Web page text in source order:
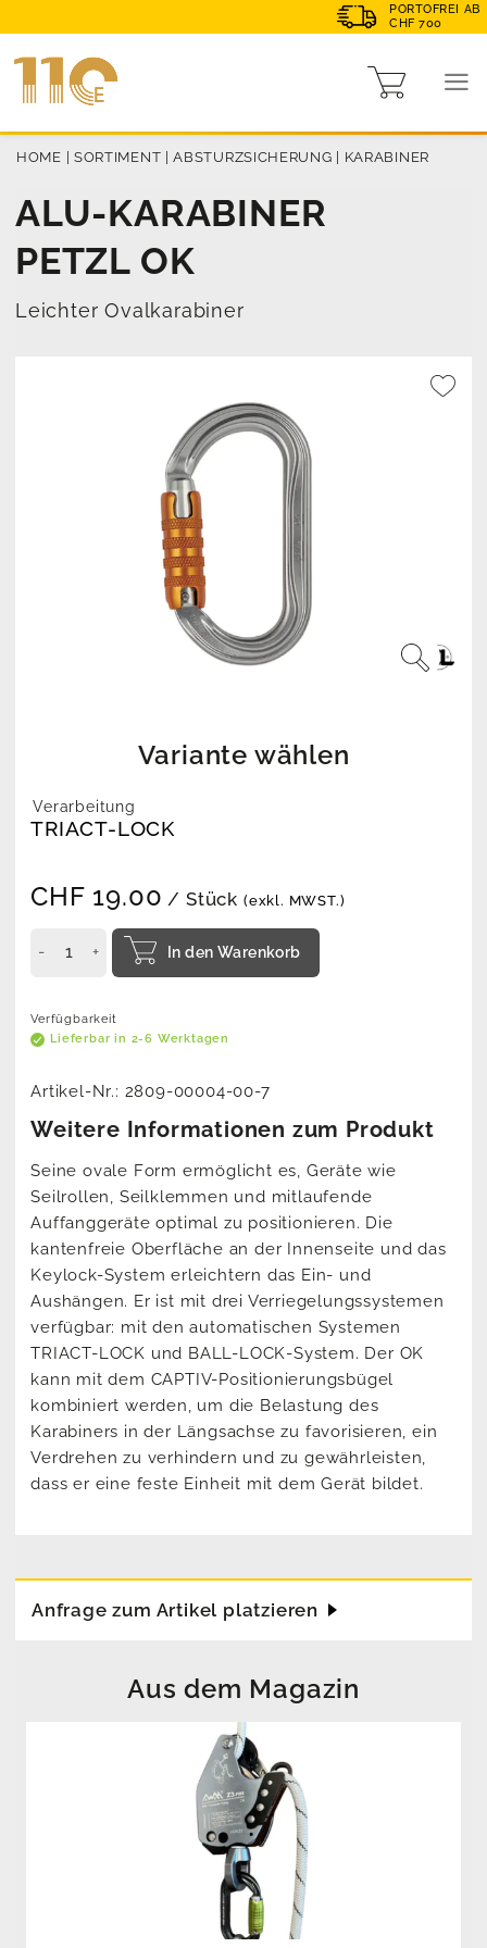
PORTOFREI AB
CHF 700
HOME | SORTIMENT |ABSTURZSICHERUNG | KARABINER
ALU-KARABINER
PETZL OK
Leichter Ovalkarabiner
Variante wählen
Verarbeitung
TRIACT-LOCK
CHF 19.00 / Stück (exkl. MWST.)
In den Warenkorb
Verfügbarkeit
Lieferbar in 2-6 Werktagen
Artikel-Nr.: 2809-00004-00-7
Weitere Informationen zum Produkt
Seine ovale Form ermöglicht es, Geräte wie
Seilrollen, Seilklemmen und mitlaufende
Auffanggeräte optimal zu positionieren. Die
kantenfreie Oberfläche an der Innenseite und das
Keylock-System erleichtern das Ein- und
Aushängen. Er ist mit drei Verriegelungssystemen
verfügbar: mit den automatischen Systemen
TRIACT-LOCK und BALL-LOCK-System. Der OK
kann mit dem CAPTIV-Positionierungsbügel
kombiniert werden, um die Belastung des
Karabiners in der Längsachse zu favorisieren, ein
Verdrehen zu verhindern und zu gewährleisten,
dass er eine feste Einheit mit dem Gerät bildet.
Anfrage zum Artikel platzieren
Aus dem Magazin